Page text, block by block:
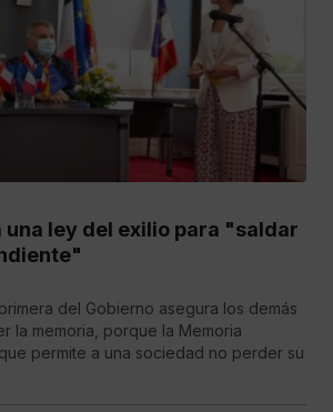
una ley del exilio para "saldar
del Gobierno asegura los demás
la memoria, porque la Memoria
permite a una sociedad no perder su